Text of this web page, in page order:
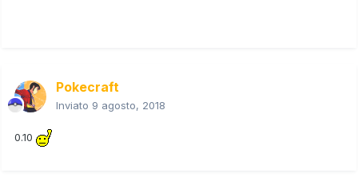
Pokecraft
Inviato 9 agosto, 2018
0.10